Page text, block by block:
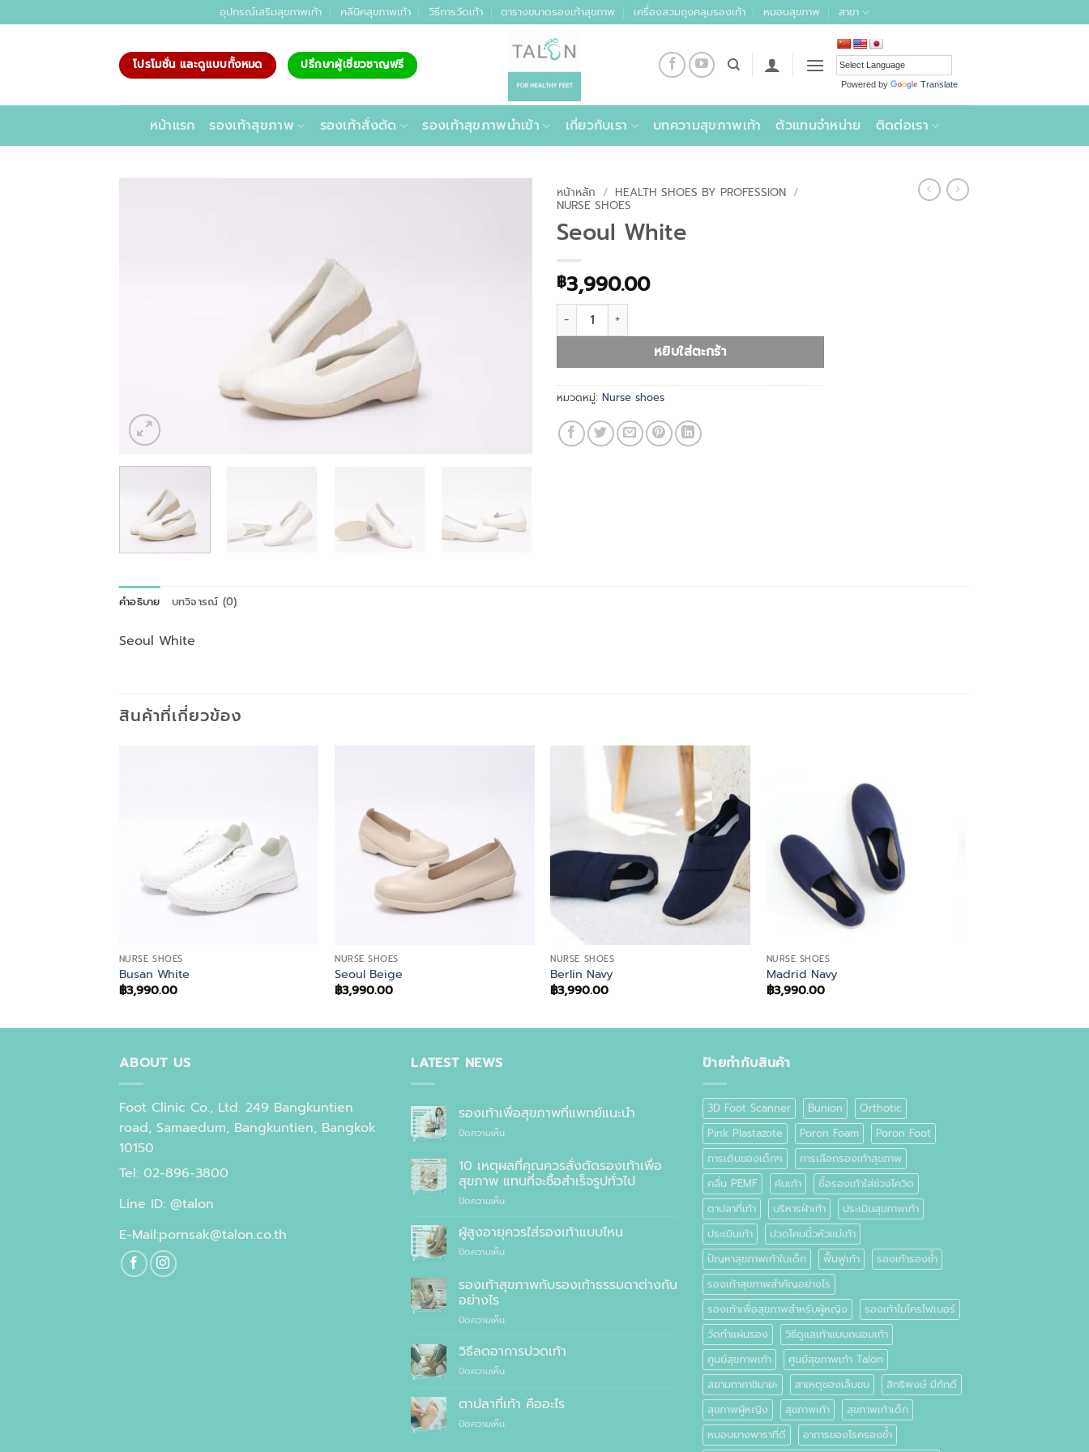
ไป
อุปกรณ์เสริมสุขภาพเท้า คลีนิคสุขภาพเท้า วิธีการวัดเท้า ตารางขนาดรองเท้าสุขภาพ เครื่องสวมถุงคลุมรองเท้า หมอนสุขภาพ สาขา
โปรโมชั่น และดูแบบทั้งหมด ปรึกษาผู้เชี่ยวชาญฟรี
Powered by Translate
หน้าแรก รองเท้าสุขภาพ รองเท้าสั่งตัด รองเท้าสุขภาพนำเข้า เกี่ยวกับเรา บทความสุขภาพเท้า ตัวแทนจำหน่าย ติดต่อเรา
หน้าหลัก / HEALTH SHOES BY PROFESSION /
NURSE SHOES
Seoul White
฿3,990.00
จำนวน Seoul White ชิ้น
หยิบใส่ตะกร้า
หมวดหมู่: Nurse shoes
คำอธิบาย บทวิจารณ์ (0)
Seoul White
สินค้าที่เกี่ยวข้อง
NURSE SHOES
Busan White
฿3,990.00
NURSE SHOES
Seoul Beige
฿3,990.00
NURSE SHOES
Berlin Navy
฿3,990.00
NURSE SHOES
Madrid Navy
฿3,990.00
ABOUT US
Foot Clinic Co., Ltd. 249 Bangkuntien
road, Samaedum, Bangkuntien, Bangkok
10150
Tel: 02-896-3800
Line ID: @talon
E-Mail:pornsak@talon.co.th
LATEST NEWS
รองเท้าเพื่อสุขภาพที่แพทย์แนะนำ
ปิดความเห็นบน
เพื่อ
สุขภาพ
ที่
แพทย์
10 เหตุผลที่คุณควรสั่งตัดรองเท้าเพื่อ
สุขภาพ แทนที่จะซื้อสำเร็จรูปทั่วไป
ปิดความเห็นบน
เหตุผล
คุณ
สั่ง
ตัด
เพื่อ
แทนที่
ทั่วไป
ผู้สูงอายุควรใส่รองเท้าแบบไหน
ปิดความเห็นบน
สูง
อายุ
ใส่
แบบ
รองเท้าสุขภาพกับรองเท้าธรรมดาต่างกัน
อย่างไร
ปิดความเห็นบน
สุขภาพ
รองเท้า
ต่าง
อย่างไร
วิธีลดอาการปวดเท้า
ปิดความเห็นบน
ลด
อาการ
ปวด
ตาปลาที่เท้า คืออะไร
ปิดความเห็นบน
ป้ายกำกับสินค้า
3D Foot Scanner Bunion
Orthotic
Pink Plastazote
Poron Foam
Poron Foot
การเดินของเด็กๆ
การเลือกรองเท้าสุขภาพ
คลื่น PEMF
คันเท้า
ซื้อรองเท้าใส่ช่วงโควิด
ตาปลาที่เท้า
บริหารฝ่าเท้า
ประเมินสุขภาพเท้า
ประเมินเท้า
ปวดโคนนิ้วหัวแม่เท้า
ปัญหาสุขภาพเท้าในเด็ก
ฟื้นฟูเท้า
รองเท้ารองช้ำ
รองเท้าสุขภาพสำคัญอย่างไร
รองเท้าเพื่อสุขภาพสำหรับผู้หญิง
รองเท้าไมโครไฟเบอร์
วัดทำแผ่นรอง
วิธีดูแลเท้าแบบถนอมเท้า
ศูนย์สุขภาพเท้า
ศูนย์สุขภาพเท้า Talon
สยามทาคาชิมายะ
สาเหตุของเล็บขบ
สิทธิพงษ์ มีภักดี
สุขภาพผู้หญิง
สุขภาพเท้า
สุขภาพเท้าเด็ก
หมอนยางพาราที่ดี
อาการของโรครองช้ำ